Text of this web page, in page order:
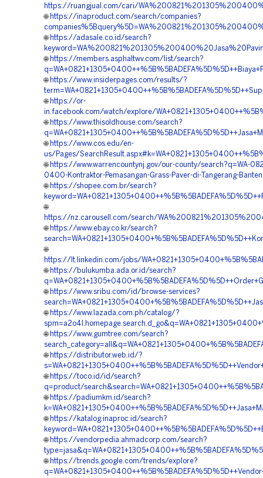
https://ruangjual.com/cari/
🌐 https://inaproduct.com/search/companies?
🌐 https://adasale.co.id/search?
🌐 https://members.asphaltwv.com/list/search?
🌐 https://www.insiderpages.com/results/?
🌐 https://or-
in.facebook.com/watch/explore/
🌐 https://www.thisoldhouse.com/search?
🌐 https://www.cos.edu/en-
us/Pages/
🌐 https://www.warrencountynj.gov/our-county/search?q=WA-
0400-Kontraktor-Pemasangan-Grass-Paver-di-Tangerang-Banten
🌐 https://shopee.com.br/search?
🌐
https://nz.carousell.com/search/
🌐 https://www.ebay.co.kr/search?
🌐
https://lt.linkedin.com/jobs/
🌐 https://bulukumba.ada.or.id/search?
🌐 https://www.sribu.com/id/browse-services?
🌐 https://www.lazada.com.ph/catalog/?
🌐 https://www.gumtree.com/search?
🌐 https://distributor.web.id/?
🌐 https://toco.id/id/search?
q=product/
🌐 https://padiumkm.id/search?
🌐 https://katalog.inaproc.id/search?
🌐 https://vendorpedia.ahmadcorp.com/search?
🌐 https://trends.google.com/trends/explore?